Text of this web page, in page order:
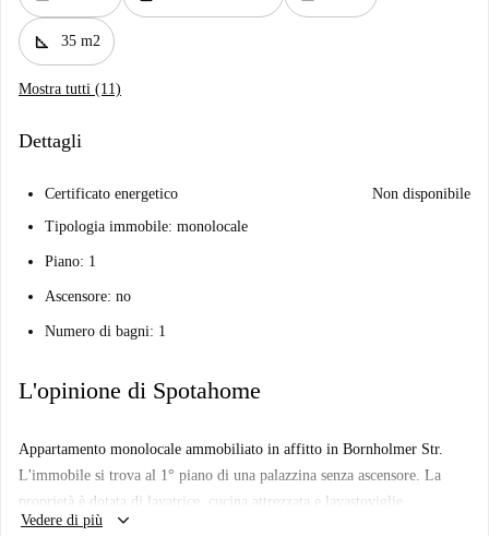
square_foot 35 m2
Mostra tutti (11)
Dettagli
Certificato energetico
Non disponibile
Tipologia immobile: monolocale
Piano: 1
Ascensore: no
Numero di bagni: 1
L'opinione di Spotahome
Appartamento monolocale ammobiliato in affitto in Bornholmer Str.
L'immobile si trova al 1° piano di una palazzina senza ascensore. La
proprietà è dotata di lavatrice, cucina attrezzata e lavastoviglie.
Vedere di più
keyboard_arrow_down